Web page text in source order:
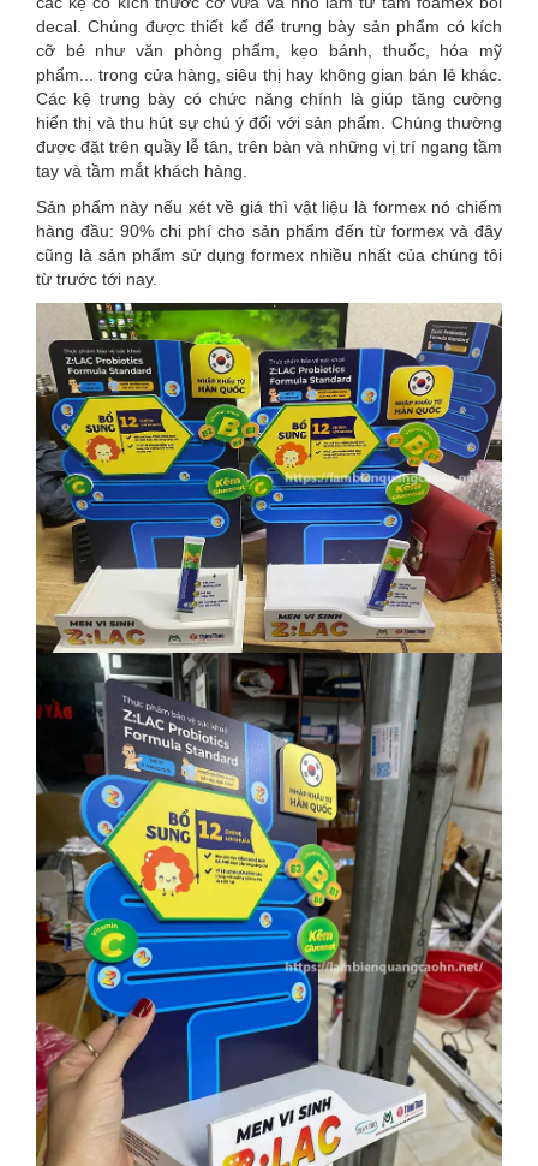
decal. Chúng được thiết kế để trưng bày sản phẩm có kích
cỡ bé như văn phòng phẩm, kẹo bánh, thuốc, hóa mỹ
phẩm... trong cửa hàng, siêu thị hay không gian bán lẻ khác.
Các kệ trưng bày có chức năng chính là giúp tăng cường
hiển thị và thu hút sự chú ý đối với sản phẩm. Chúng thường
được đặt trên quầy lễ tân, trên bàn và những vị trí ngang tầm
tay và tầm mắt khách hàng.
Sản phẩm này nếu xét về giá thì vật liệu là formex nó chiếm
hàng đầu: 90% chi phí cho sản phẩm đến từ formex và đây
cũng là sản phẩm sử dụng formex nhiều nhất của chúng tôi
từ trước tới nay.